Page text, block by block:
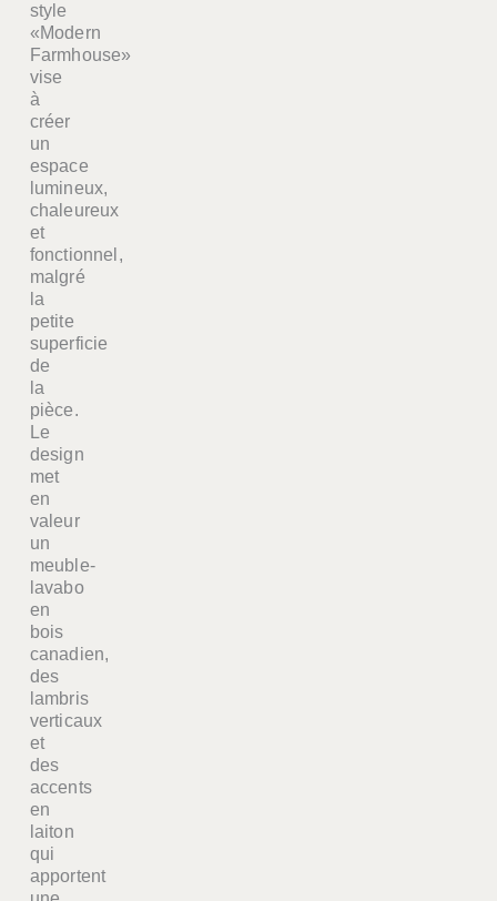
style
«Modern
Farmhouse»
vise
à
créer
un
espace
lumineux,
chaleureux
et
fonctionnel,
malgré
la
petite
superficie
de
la
pièce.
Le
design
met
en
valeur
un
meuble-
lavabo
en
bois
canadien,
des
lambris
verticaux
et
des
accents
en
laiton
qui
apportent